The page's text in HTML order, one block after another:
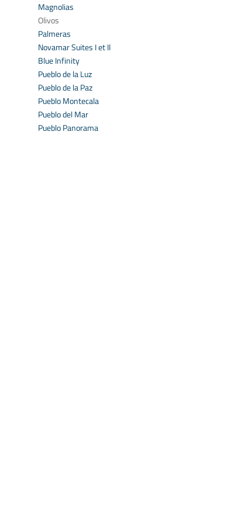
Magnolias
Olivos
Palmeras
Novamar Suites I et II
Blue Infinity
Pueblo de la Luz
Pueblo de la Paz
Pueblo Montecala
Pueblo del Mar
Pueblo Panorama